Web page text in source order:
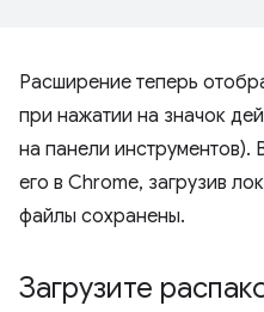
Расширение теперь
при нажатии на значок
на панели инструментов).
его в Chrome, загрузив
файлы сохранены.
Загрузите